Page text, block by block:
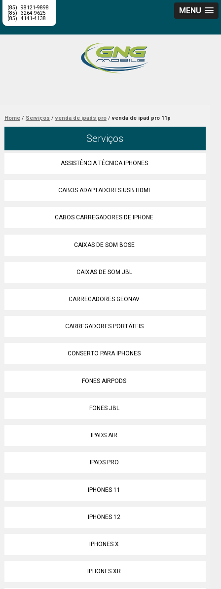
MENU
(85)
98121-9898
(85)
3264-9625
(85)
4141-4138
Home Serviços venda de ipads pro venda de ipad pro 11p
Serviços
ASSISTÊNCIA TÉCNICA IPHONES
CABOS ADAPTADORES USB HDMI
CABOS CARREGADORES DE IPHONE
CAIXAS DE SOM BOSE
CAIXAS DE SOM JBL
CARREGADORES GEONAV
CARREGADORES PORTÁTEIS
CONSERTO PARA IPHONES
FONES AIRPODS
FONES JBL
IPADS AIR
IPADS PRO
IPHONES 11
IPHONES 12
IPHONES X
IPHONES XR